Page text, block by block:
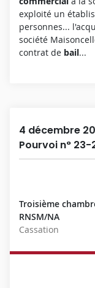
exploité un
personnes...
société
contrat de bail...
4 décembre
Pourvoi n° 23-
Troisième
RNSM/NA
Cassation